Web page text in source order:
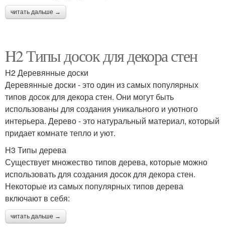
читать дальше →
H2 Типы досок для декора стен
H2 Деревянные доски
Деревянные доски - это один из самых популярных
типов досок для декора стен. Они могут быть
использованы для создания уникального и уютного
интерьера. Дерево - это натуральный материал, который
придает комнате тепло и уют.
H3 Типы дерева
Существует множество типов дерева, которые можно
использовать для создания досок для декора стен.
Некоторые из самых популярных типов дерева
включают в себя:
читать дальше →